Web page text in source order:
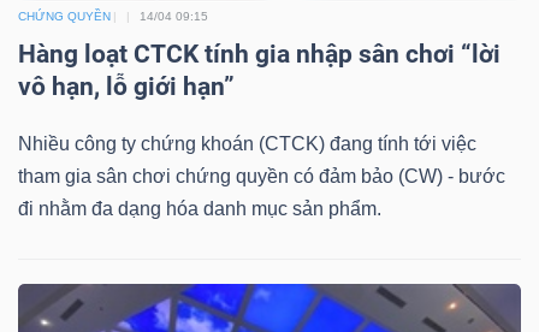
CHỨNG QUYỀN 14/04 09:15
Hàng loạt CTCK tính gia nhập sân chơi “lời
vô hạn, lỗ giới hạn”
Nhiều công ty chứng khoán (CTCK) đang tính tới việc
tham gia sân chơi chứng quyền có đảm bảo (CW) - bước
đi nhằm đa dạng hóa danh mục sản phẩm.
(-)
Bài
viết
của
tác